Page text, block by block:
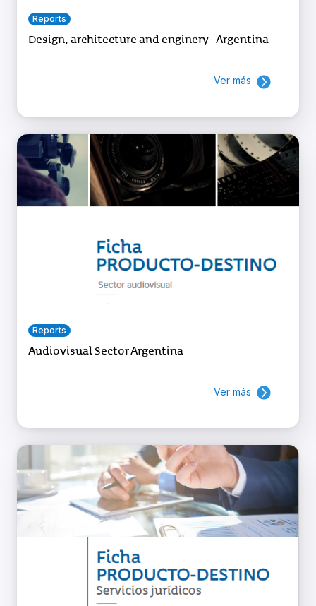
Reports
Design, architecture and enginery - Argentina
Ver más
Reports
Audiovisual Sector Argentina
Ver más